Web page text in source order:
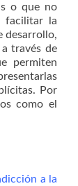
o que no
facilitar la
desarrollo,
través de
permiten
Por
como el
a la